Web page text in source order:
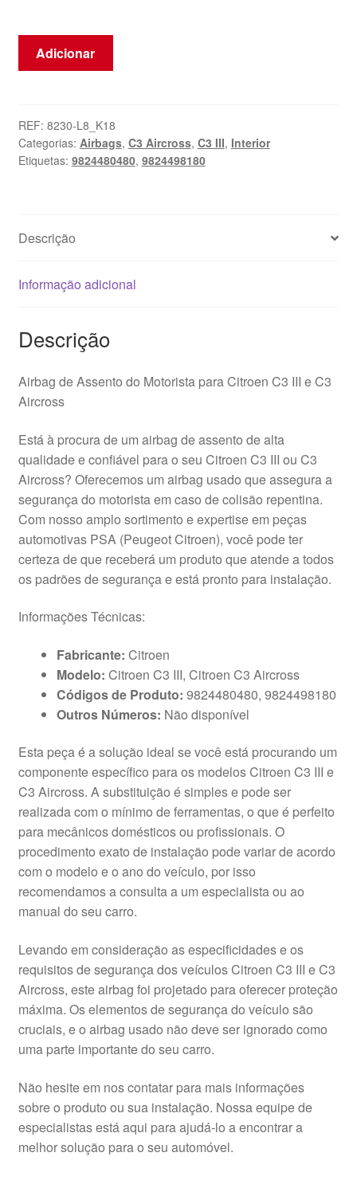
Quantidade
Assento
do
Motorista
e
Aircross
Adicionar
REF: 8230-L8_K18
Categorias: Airbags, C3 Aircross, C3 III, Interior
Etiquetas: 9824480480, 9824498180
Descrição
Informação adicional
Descrição
Airbag de Assento do Motorista para Citroen C3 III e C3
Aircross
Está à procura de um airbag de assento de alta
qualidade e confiável para o seu Citroen C3 III ou C3
Aircross? Oferecemos um airbag usado que assegura a
segurança do motorista em caso de colisão repentina.
Com nosso amplo sortimento e expertise em peças
automotivas PSA (Peugeot Citroen), você pode ter
certeza de que receberá um produto que atende a todos
os padrões de segurança e está pronto para instalação.
Informações Técnicas:
Fabricante: Citroen
Modelo: Citroen C3 III, Citroen C3 Aircross
Códigos de Produto: 9824480480, 9824498180
Outros Números: Não disponível
Esta peça é a solução ideal se você está procurando um
componente específico para os modelos Citroen C3 III e
C3 Aircross. A substituição é simples e pode ser
realizada com o mínimo de ferramentas, o que é perfeito
para mecânicos domésticos ou profissionais. O
procedimento exato de instalação pode variar de acordo
com o modelo e o ano do veículo, por isso
recomendamos a consulta a um especialista ou ao
manual do seu carro.
Levando em consideração as especificidades e os
requisitos de segurança dos veículos Citroen C3 III e C3
Aircross, este airbag foi projetado para oferecer proteção
máxima. Os elementos de segurança do veículo são
cruciais, e o airbag usado não deve ser ignorado como
uma parte importante do seu carro.
Não hesite em nos contatar para mais informações
sobre o produto ou sua instalação. Nossa equipe de
especialistas está aqui para ajudá-lo a encontrar a
melhor solução para o seu automóvel.